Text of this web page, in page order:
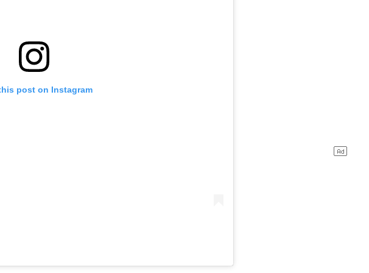
post on Instagram